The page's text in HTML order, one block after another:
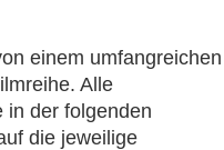
einem umfangreichen
Alle
in der folgenden
die jeweilige